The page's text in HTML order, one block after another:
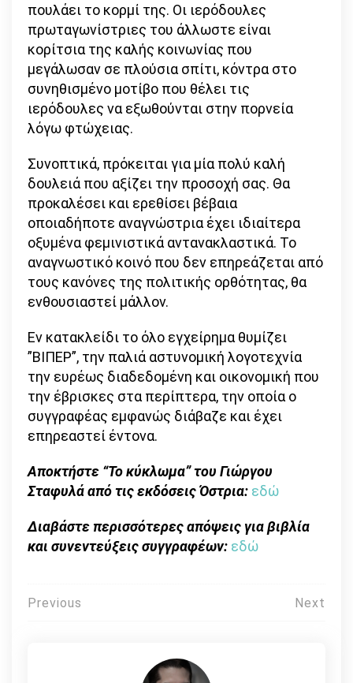
πουλάει το κορμί της. Οι ιερόδουλες
πρωταγωνίστριες του άλλωστε είναι
κορίτσια της καλής κοινωνίας που
μεγάλωσαν σε πλούσια σπίτι, κόντρα στο
συνηθισμένο μοτίβο που θέλει τις
ιερόδουλες να εξωθούνται στην πορνεία
λόγω φτώχειας.
Συνοπτικά, πρόκειται για μία πολύ καλή
δουλειά που αξίζει την προσοχή σας. Θα
προκαλέσει και ερεθίσει βέβαια
οποιαδήποτε αναγνώστρια έχει ιδιαίτερα
οξυμένα φεμινιστικά αντανακλαστικά. Το
αναγνωστικό κοινό που δεν επηρεάζεται από
τους κανόνες της πολιτικής ορθότητας, θα
ενθουσιαστεί μάλλον.
Εν κατακλείδι το όλο εγχείρημα θυμίζει
”ΒΙΠΕΡ”, την παλιά αστυνομική λογοτεχνία
την ευρέως διαδεδομένη και οικονομική που
την έβρισκες στα περίπτερα, την οποία ο
συγγραφέας εμφανώς διάβαζε και έχει
επηρεαστεί έντονα.
Αποκτήστε “Το κύκλωμα” του Γιώργου
Σταφυλά από τις εκδόσεις Όστρια: εδώ
Διαβάστε περισσότερες απόψεις για βιβλία
και συνεντεύξεις συγγραφέων: εδώ
Πλοήγηση
Previous Next